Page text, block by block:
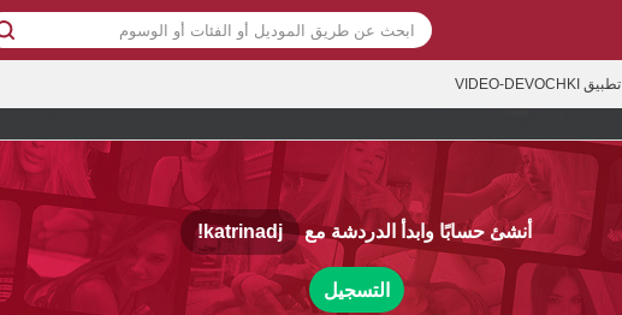
تطبيق VIDEO-DEVOCHKI
أنشئ حسابًا وابدأ الدردشة مع katrinadj!
التسجيل